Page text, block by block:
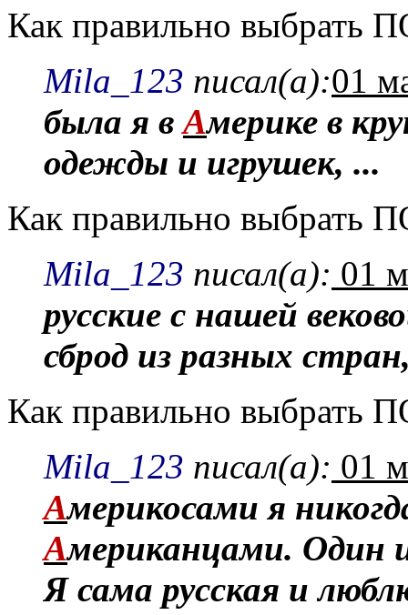
Как правильно
Mila_123 писал(а):01
была я вАмерике в
одежды и игрушек, ...
Как правильно
Mila_123 писал(а): 01
русские с нашей
сброд из разных
Как правильно
Mila_123 писал(а): 01
Америкосами я
Американцами. Один
Я сама русская и